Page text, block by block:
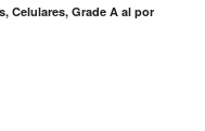
Celulares, Grade A al por